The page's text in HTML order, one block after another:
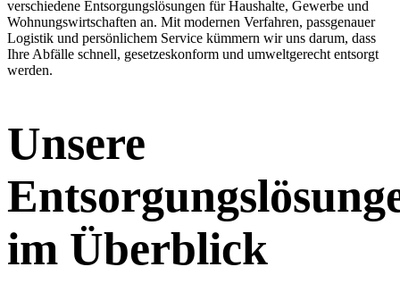
verschiedene Entsorgungslösungen für Haushalte, Gewerbe und
Wohnungswirtschaften an. Mit modernen Verfahren, passgenauer
Logistik und persönlichem Service kümmern wir uns darum, dass
Ihre Abfälle schnell, gesetzeskonform und umweltgerecht entsorgt
werden.
Unsere
im Überblick